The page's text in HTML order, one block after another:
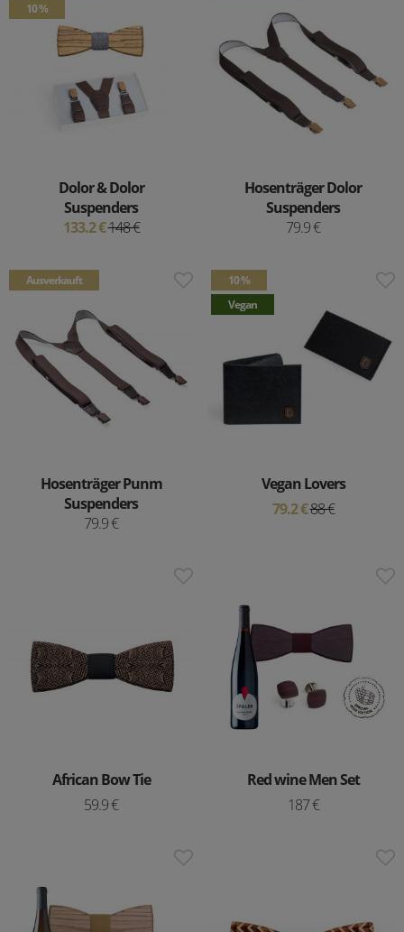
10 %
Dolor & Dolor
Suspenders
133.2 €148 €
Hosenträger Dolor
Suspenders
79.9 €
Ausverkauft
Hosenträger Punm
Suspenders
79.9 €
10 %
Vegan
Vegan Lovers
79.2 €88 €
African Bow Tie
59.9 €
Red wine Men Set
187 €